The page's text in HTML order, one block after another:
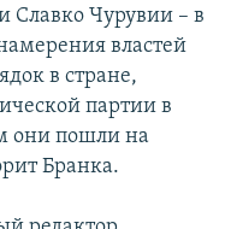
Славко Чурувии – в
властей
в стране,
партии в
они пошли на
Бранка.